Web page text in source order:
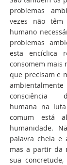
problemas
vezes não
humano
problemas
esta encíclica
consomem mais
que precisam e
consciência
humana na
comum está
humanidade.
palavra cheia e
mas a partir da
sua